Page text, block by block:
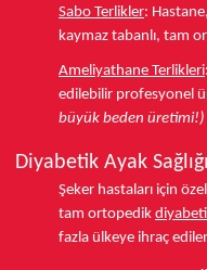
Sabo Terlikler:
kaymaz tabanlı, tam
Ameliyathane Terlikleri:
edilebilir profesyonel
büyük beden üretimi!)
Diyabetik Ayak Sağlığı
Şeker hastaları için
tam ortopedik
fazla ülkeye ihraç